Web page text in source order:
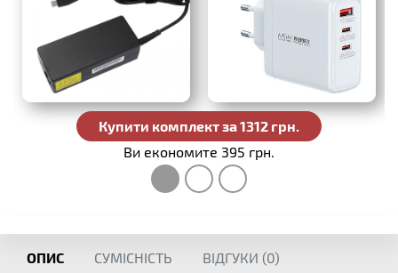
Купити комплект за 1312 грн.
Ви економите 395 грн.
ОПИС СУМІСНІСТЬ ВІДГУКИ (0)